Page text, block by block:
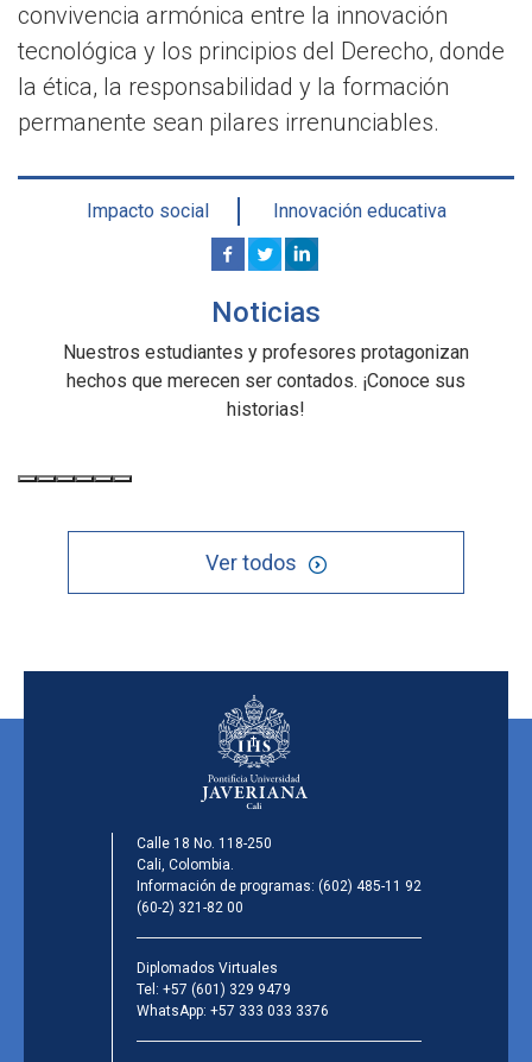
convivencia armónica entre la innovación
tecnológica y los principios del Derecho, donde
la ética, la responsabilidad y la formación
permanente sean pilares irrenunciables.
Impacto social Innovación educativa
Noticias
Nuestros estudiantes y profesores protagonizan
hechos que merecen ser contados. ¡Conoce sus
historias!
Ver todos
Calle 18 No. 118-250
Cali, Colombia.
Información de programas: (602) 485-11 92
(60-2) 321-82 00
Diplomados Virtuales
Tel: +57 (601) 329 9479
WhatsApp: +57 333 033 3376